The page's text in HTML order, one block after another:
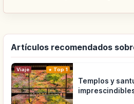
Artículos recomendados
Viaje Top 1
Templos y